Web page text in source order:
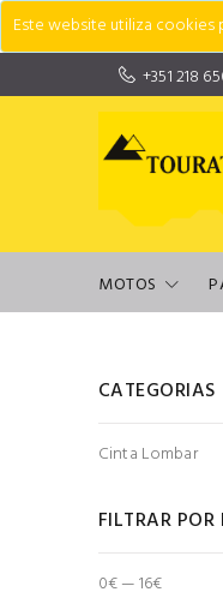
Este website utiliza cookies
+351 218
MOTOS
CATEGORIAS
Cinta Lombar
FILTRAR POR
0€ — 16€